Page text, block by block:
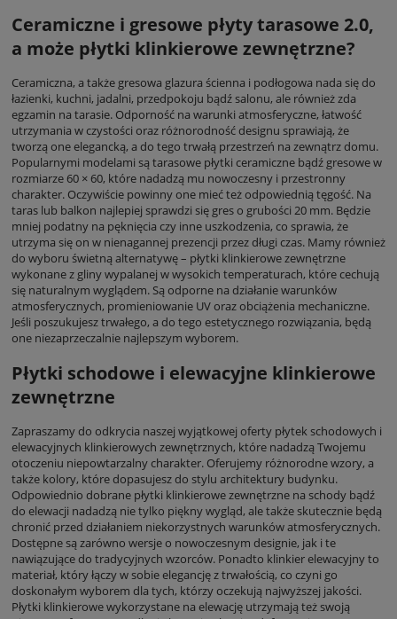
Ceramiczne i gresowe płyty tarasowe 2.0,
a może płytki klinkierowe zewnętrzne?
Ceramiczna, a także gresowa glazura ścienna i podłogowa nada się do
łazienki, kuchni, jadalni, przedpokoju bądź salonu, ale również zda
egzamin na tarasie. Odporność na warunki atmosferyczne, łatwość
utrzymania w czystości oraz różnorodność designu sprawiają, że
tworzą one elegancką, a do tego trwałą przestrzeń na zewnątrz domu.
Popularnymi modelami są tarasowe płytki ceramiczne bądź gresowe w
rozmiarze 60 × 60, które nadadzą mu nowoczesny i przestronny
charakter. Oczywiście powinny one mieć też odpowiednią tęgość. Na
taras lub balkon najlepiej sprawdzi się gres o grubości 20 mm. Będzie
mniej podatny na pęknięcia czy inne uszkodzenia, co sprawia, że
utrzyma się on w nienagannej prezencji przez długi czas. Mamy również
do wyboru świetną alternatywę – płytki klinkierowe zewnętrzne
wykonane z gliny wypalanej w wysokich temperaturach, które cechują
się naturalnym wyglądem. Są odporne na działanie warunków
atmosferycznych, promieniowanie UV oraz obciążenia mechaniczne.
Jeśli poszukujesz trwałego, a do tego estetycznego rozwiązania, będą
one niezaprzeczalnie najlepszym wyborem.
Płytki schodowe i elewacyjne klinkierowe
zewnętrzne
Zapraszamy do odkrycia naszej wyjątkowej oferty płytek schodowych i
elewacyjnych klinkierowych zewnętrznych, które nadadzą Twojemu
otoczeniu niepowtarzalny charakter. Oferujemy różnorodne wzory, a
także kolory, które dopasujesz do stylu architektury budynku.
Odpowiednio dobrane płytki klinkierowe zewnętrzne na schody bądź
do elewacji nadadzą nie tylko piękny wygląd, ale także skutecznie będą
chronić przed działaniem niekorzystnych warunków atmosferycznych.
Dostępne są zarówno wersje o nowoczesnym designie, jak i te
nawiązujące do tradycyjnych wzorców. Ponadto klinkier elewacyjny to
materiał, który łączy w sobie elegancję z trwałością, co czyni go
doskonałym wyborem dla tych, którzy oczekują najwyższej jakości.
Płytki klinkierowe wykorzystane na elewację utrzymają też swoją